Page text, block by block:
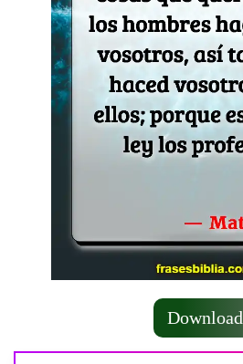
Download